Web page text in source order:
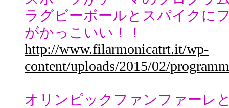
ラグビーボールとスパイクに
がかっこいい！！
http://www.filarmonicatrt.it/wp-
content/uploads/2015/02/
オリンピックファンファーレ